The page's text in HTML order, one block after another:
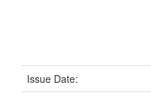
Issue Date: